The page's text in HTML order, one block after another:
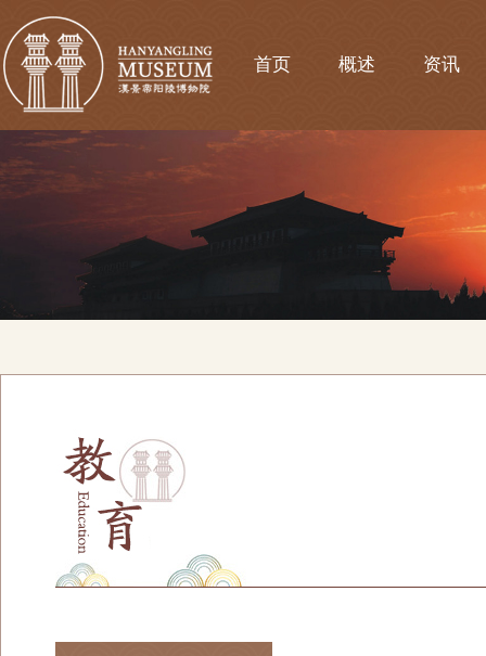
首页 概述 资讯